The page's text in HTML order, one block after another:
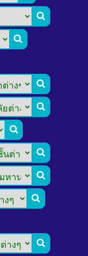








